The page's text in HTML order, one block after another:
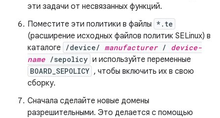
эти задачи от несвязанных функций.
Поместите эти политики в файлы *.te
(расширение исходных файлов политик SELinux) в
каталоге
/device/ manufacturer/ device-
name /sepolicy и используйте переменные
BOARD_SEPOLICY , чтобы включить их в свою
сборку.
Сначала сделайте новые домены
разрешительными. Это делается с помощью